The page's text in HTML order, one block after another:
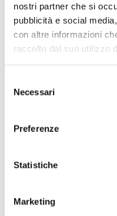
nostri partner che si
pubblicità e social
con altre informazioni
raccolto dal suo utilizzo
delNecessari
Preferenze
Statistiche
Marketing
Scarico 1” 1/4”